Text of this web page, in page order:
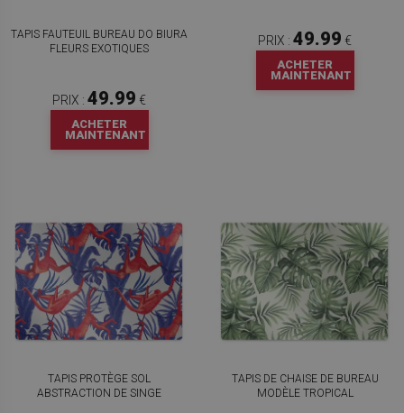
TAPIS FAUTEUIL BUREAU DO BIURA
FLEURS EXOTIQUES
PRIX : 49.99 €
ACHETER
MAINTENANT
PRIX : 49.99 €
ACHETER
MAINTENANT
TAPIS PROTÈGE SOL
ABSTRACTION DE SINGE
TAPIS DE CHAISE DE BUREAU
MODÈLE TROPICAL